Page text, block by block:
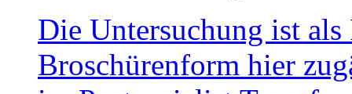
Die Untersuchung ist
Broschürenform hier